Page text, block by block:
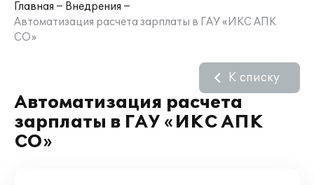
Главная
Внедрения
Автоматизация расчета зарплаты в ГАУ «ИКС АПК
СО»
Автоматизация расчета
зарплаты в ГАУ «ИКС АПК
СО»
К списку